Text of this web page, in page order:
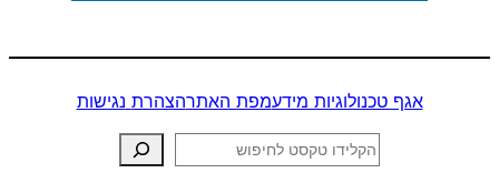
אגף טכנולוגיות מידעמפת האתרהצהרת נגישות
חיפוש